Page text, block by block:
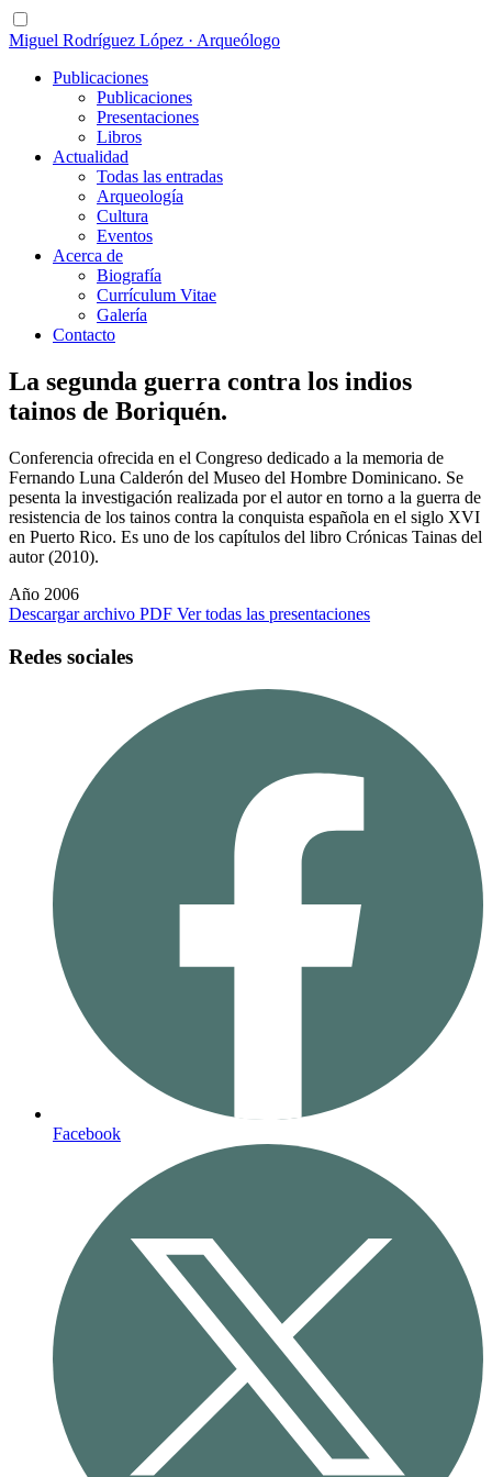
Miguel Rodríguez López · Arqueólogo
Publicaciones
Publicaciones
Presentaciones
Libros
Actualidad
Todas las entradas
Arqueología
Cultura
Eventos
Acerca de
Biografía
Currículum Vitae
Galería
Contacto
La segunda guerra contra los indios
tainos de Boriquén.
Conferencia ofrecida en el Congreso dedicado a la memoria de
Fernando Luna Calderón del Museo del Hombre Dominicano. Se
pesenta la investigación realizada por el autor en torno a la guerra de
resistencia de los tainos contra la conquista española en el siglo XVI
en Puerto Rico. Es uno de los capítulos del libro Crónicas Tainas del
autor (2010).
Año 2006
Descargar archivo PDF Ver todas las presentaciones
Redes sociales
Facebook